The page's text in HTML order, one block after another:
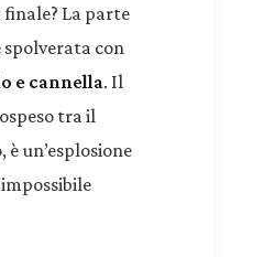
finale? La parte
spolverata con
e cannella. Il
tra il
è un’esplosione